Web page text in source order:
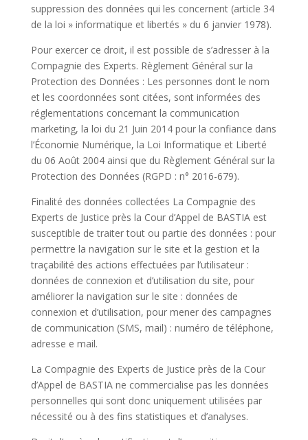
suppression des données qui les concernent (article 34
de la loi » informatique et libertés » du 6 janvier 1978).
Pour exercer ce droit, il est possible de s’adresser à la
Compagnie des Experts. Règlement Général sur la
Protection des Données : Les personnes dont le nom
et les coordonnées sont citées, sont informées des
réglementations concernant la communication
marketing, la loi du 21 Juin 2014 pour la confiance dans
l’Économie Numérique, la Loi Informatique et Liberté
du 06 Août 2004 ainsi que du Règlement Général sur la
Protection des Données (RGPD : n° 2016-679).
Finalité des données collectées La Compagnie des
Experts de Justice près la Cour d’Appel de BASTIA est
susceptible de traiter tout ou partie des données : pour
permettre la navigation sur le site et la gestion et la
traçabilité des actions effectuées par l’utilisateur :
données de connexion et d’utilisation du site, pour
améliorer la navigation sur le site : données de
connexion et d’utilisation, pour mener des campagnes
de communication (SMS, mail) : numéro de téléphone,
adresse e mail.
La Compagnie des Experts de Justice près de la Cour
d’Appel de BASTIA ne commercialise pas les données
personnelles qui sont donc uniquement utilisées par
nécessité ou à des fins statistiques et d’analyses.